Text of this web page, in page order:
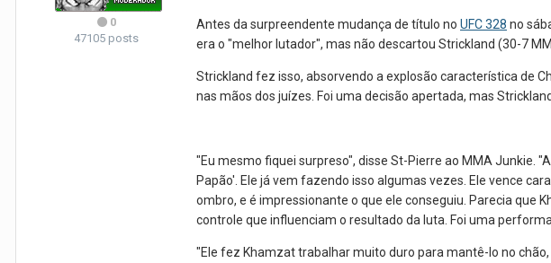
0
47105 posts
Antes da surpreendente mudança de título no UFC 328 no
era o "melhor lutador", mas não descartou Strickland (30-7
Strickland fez isso, absorvendo a explosão característica de
nas mãos dos juízes. Foi uma decisão apertada, mas
"Eu mesmo fiquei surpreso", disse St-Pierre ao MMA Junkie.
Papão'. Ele já vem fazendo isso algumas vezes. Ele vence
ombro, e é impressionante o que ele conseguiu. Parecia que
controle que influenciam o resultado da luta. Foi uma
"Ele fez Khamzat trabalhar muito duro para mantê-lo no